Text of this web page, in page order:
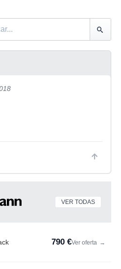
VER TODAS
790 €Ver oferta →